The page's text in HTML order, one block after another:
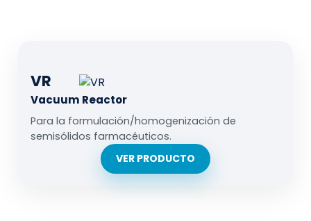
VR
Vacuum Reactor
Para la formulación/homogenización de
semisólidos farmacéuticos.
VER PRODUCTO